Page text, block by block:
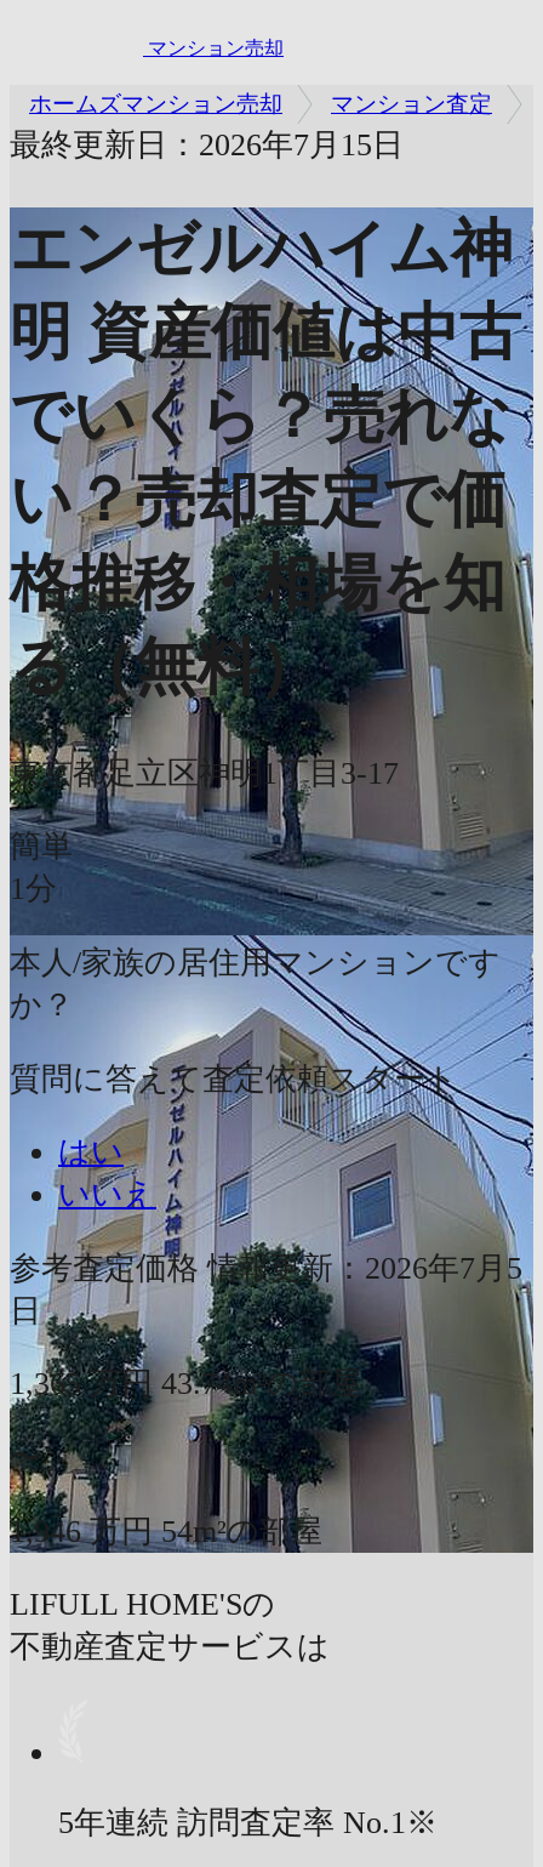
マンション売却
ホームズマンション売却 マンション査定
最終更新日：2026年7月15日
エンゼルハイム神
明 資産価値は中古
でいくら？売れな
い？売却査定で価
格推移・相場を知
る（無料）
東京都足立区神明1丁目3-17
簡単
1分
本人/家族の居住用マンションです
か？
質問に答えて査定依頼スタート
はい
いいえ
参考査定価格 情報更新：2026年7月5
日
1,365 万円 43.74m²の部屋
〜
1,946 万円 54m²の部屋
LIFULL HOME'Sの
不動産査定サービスは
5年連続 訪問査定率 No.1※